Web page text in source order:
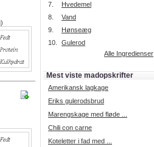
Intelligent søgning
Få foreslået opskrifter.
Prøv vores nye "Foreslå
Læs mere her.
Vi har nu oprettet et mad forum,
7.
Hvedemel
8.
Vand
9.
Hønseæg
10.
Gulerod
Alle Ingredienser
Mest viste madopskrifter
Amerikansk lagkage
Eriks gulerodsbrud
Marengskage med fløde ...
Chili con carne
Koteletter i fad med ...